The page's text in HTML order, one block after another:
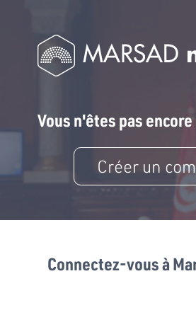
Vous n'êtes pas
Créer un
Connectez-vous à